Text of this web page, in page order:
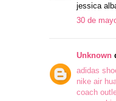
jessica
30 de
Unknown
adidas
nike air
coach